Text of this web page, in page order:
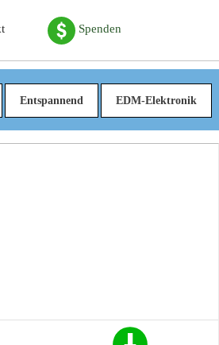
Spenden
Entspannend EDM-Elektronik